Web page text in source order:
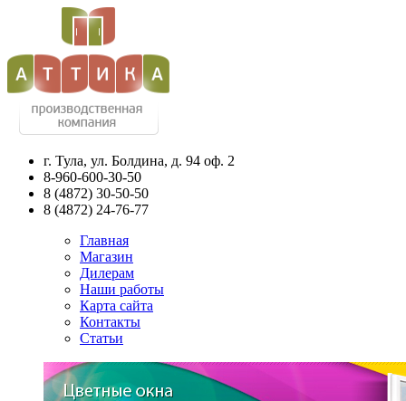
г. Тула, ул. Болдина, д. 94 оф. 2
8-960-600-30-50
8 (4872) 30-50-50
8 (4872) 24-76-77
Главная
Магазин
Дилерам
Наши работы
Карта сайта
Контакты
Статьи